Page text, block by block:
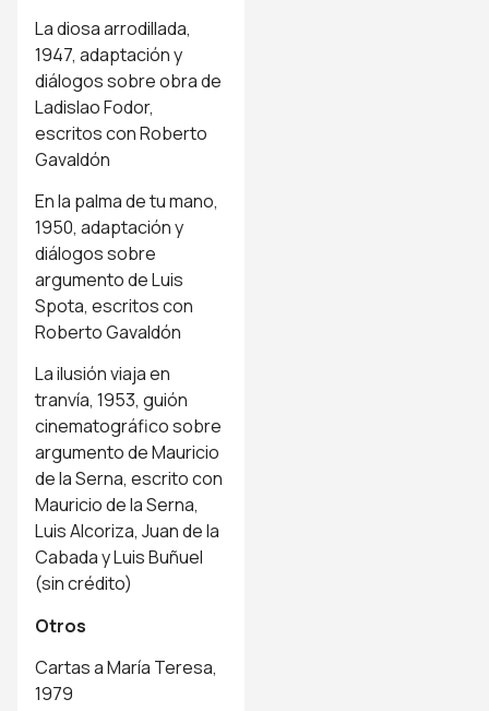
La diosa arrodillada,
1947, adaptación y
diálogos sobre obra de
Ladislao Fodor,
escritos con Roberto
Gavaldón
En la palma de tu mano,
1950, adaptación y
diálogos sobre
argumento de Luis
Spota, escritos con
Roberto Gavaldón
La ilusión viaja en
tranvía, 1953, guión
cinematográfico sobre
argumento de Mauricio
de la Serna, escrito con
Mauricio de la Serna,
Luis Alcoriza, Juan de la
Cabada y Luis Buñuel
(sin crédito)
Otros
Cartas a María Teresa,
1979